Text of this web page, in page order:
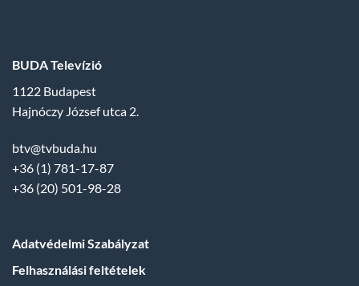
BUDA Televízió
1122 Budapest
Hajnóczy József utca 2.
btv@tvbuda.hu
+36 (1) 781-17-87
+36 (20) 501-98-28
Adatvédelmi Szabályzat
Felhasználási feltételek